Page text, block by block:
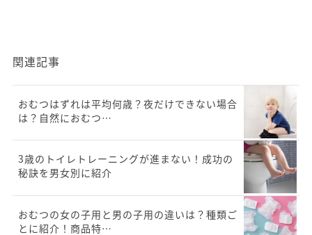
関連記事
おむつはずれは平均何歳？夜だけできない場合
は？自然におむつ…
3歳のトイレトレーニングが進まない！成功の
秘訣を男女別に紹介
おむつの女の子用と男の子用の違いは？種類ご
とに紹介！商品特…